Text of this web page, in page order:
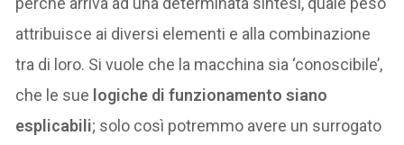
attribuisce ai diversi elementi e alla combinazione
tra di loro. Si vuole che la macchina sia ‘conoscibile’,
che le sue logiche di funzionamento siano
esplicabili; solo così potremmo avere un surrogato